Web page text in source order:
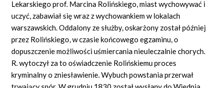
Lekarskiego prof. Marcina Rolińskiego, miast wychowywać i
uczyć, zabawiał się wraz z wychowankiem w lokalach
warszawskich. Oddalony ze służby, oskarżony został później
przez Rolińskiego, w czasie końcowego egzaminu, o
dopuszczenie możliwości uśmiercania nieuleczalnie chorych.
R. wytoczył za to oświadczenie Rolińskiemu proces
kryminalny o zniesławienie. Wybuch powstania przerwał